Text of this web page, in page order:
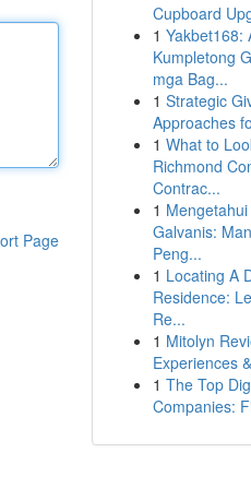
Page
Cupboard
1 Yakbet168:
Kumpletong
mga Bag...
1 Strategic
Approaches
1 What to
Richmond
Contrac...
1
Galvanis:
Peng...
1 Locating A
Residence:
Re...
1 Mitolyn
Experiences
1 The Top
Companies: